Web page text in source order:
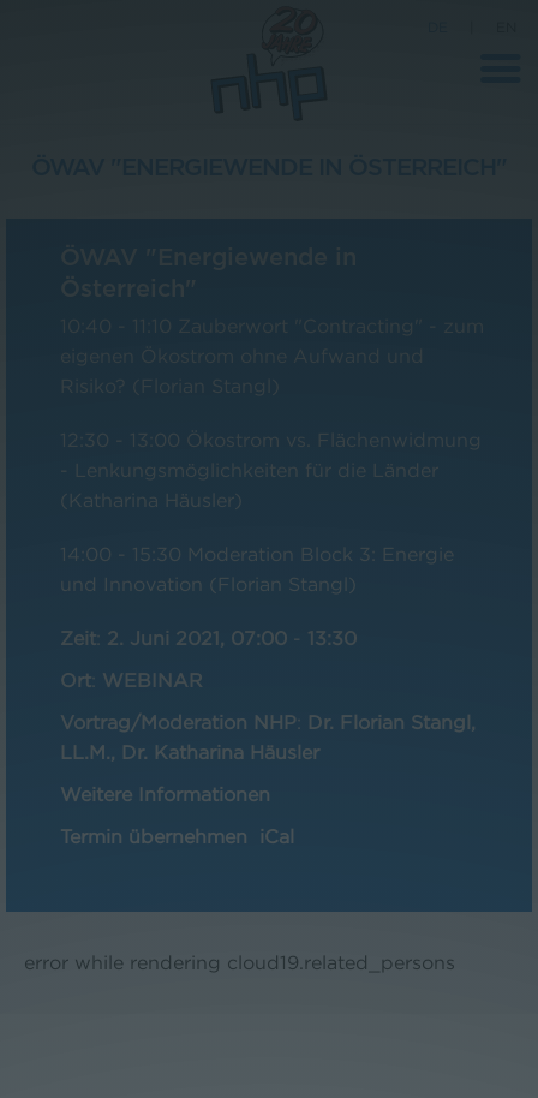
Karriere
Pressebereich
Kontakt
10:40 - 11:10 Zauberwort "Contracting" - zum
eigenen Ökostrom ohne Aufwand und
Risiko? (Florian Stangl)
12:30 - 13:00 Ökostrom vs. Flächenwidmung
- Lenkungsmöglichkeiten für die Länder
(Katharina Häusler)
14:00 - 15:30 Moderation Block 3: Energie
und Innovation (Florian Stangl)
Zeit: 2. Juni 2021, 07:00 - 13:30
Ort: WEBINAR
Vortrag/Moderation NHP: Dr. Florian Stangl,
LL.M., Dr. Katharina Häusler
Weitere Informationen
Termin übernehmen
iCal
error while rendering cloud19.related_persons